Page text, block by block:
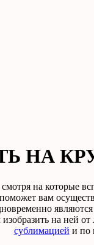
НА
на которые
поможет вам
на ней
сублимацией и по